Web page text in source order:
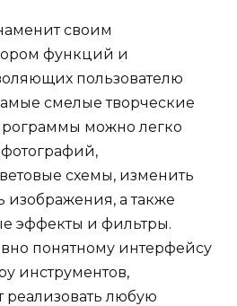
своим
функций и
пользователю
смелые творческие
можно легко
схемы, изменить
изображения, а также
эффекты и фильтры.
понятному интерфейсу
инструментов,
реализовать любую